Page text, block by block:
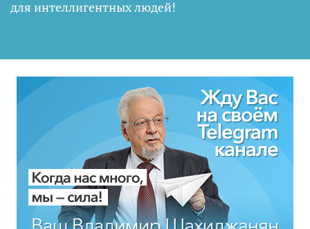
для интеллигентных людей!